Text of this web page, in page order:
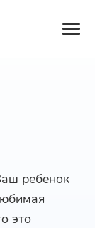
ребёнок
это